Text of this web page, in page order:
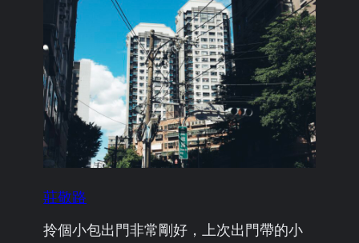
莊敬路
拎個小包出門非常剛好，上次出門帶的小